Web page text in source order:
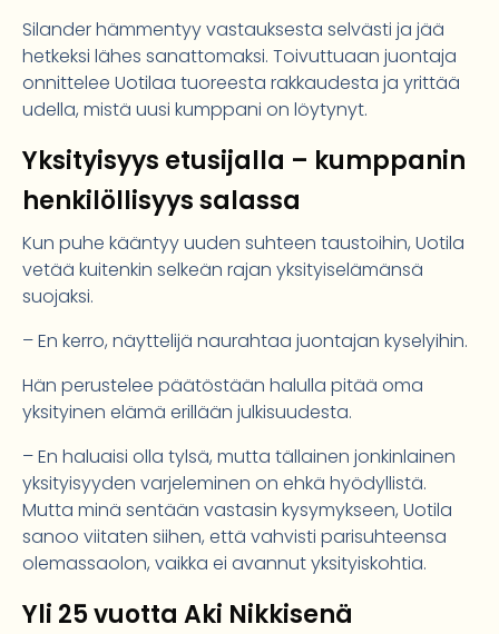
Silander hämmentyy vastauksesta selvästi ja jää
hetkeksi lähes sanattomaksi. Toivuttuaan juontaja
onnittelee Uotilaa tuoreesta rakkaudesta ja yrittää
udella, mistä uusi kumppani on löytynyt.
Yksityisyys etusijalla – kumppanin
henkilöllisyys salassa
Kun puhe kääntyy uuden suhteen taustoihin, Uotila
vetää kuitenkin selkeän rajan yksityiselämänsä
suojaksi.
– En kerro, näyttelijä naurahtaa juontajan kyselyihin.
Hän perustelee päätöstään halulla pitää oma
yksityinen elämä erillään julkisuudesta.
– En haluaisi olla tylsä, mutta tällainen jonkinlainen
yksityisyyden varjeleminen on ehkä hyödyllistä.
Mutta minä sentään vastasin kysymykseen, Uotila
sanoo viitaten siihen, että vahvisti parisuhteensa
olemassaolon, vaikka ei avannut yksityiskohtia.
Yli 25 vuotta Aki Nikkisenä